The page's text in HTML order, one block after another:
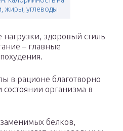
жиры, углеводы
здоровый стиль
– главные
в рационе благотворно
состоянии организма в
белков,